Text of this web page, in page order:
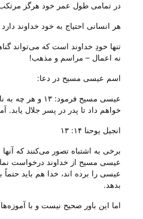
در تمامی طول عمر خود هرگز
هر انسانی احتیاج به خود خداوند
تنها خودِ خداوند است که می‌‌تواند
نه اعمال – مراسم و مذهب!
اسم عیسی مسیح در دعا‌:
عیسی مسیح فرمود:
خواهم داد تا پدر در پسر جلال یابد‌.
انجیل یوحنا ۱۴: ۱۳
برخی به اشتباه تصور می‌‌کنند که
عیسی مسیح از خداوند درخواست
عیسی را برده اند، خدا هم باید
بدهد.
اما این باور صحیح نیست و با